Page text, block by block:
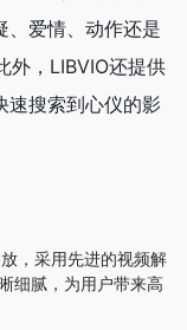
、爱情、动作还是
外，LIBVIO还提供
速搜索到心仪的影
，采用先进的视频解
细腻，为用户带来高